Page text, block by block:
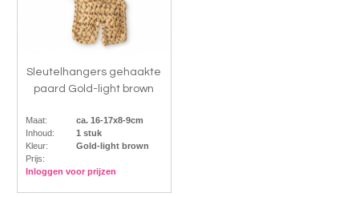
Sleutelhangers gehaakte
paard Gold-light brown
Maat:
ca. 16-17x8-9cm
Inhoud:
1 stuk
Kleur:
Gold-light brown
Prijs:
Inloggen voor prijzen